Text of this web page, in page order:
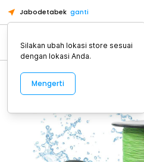
Jabodetabek ganti
Alat Kopi
Silakan ubah lokasi store sesuai
dengan lokasi Anda.
Mengerti